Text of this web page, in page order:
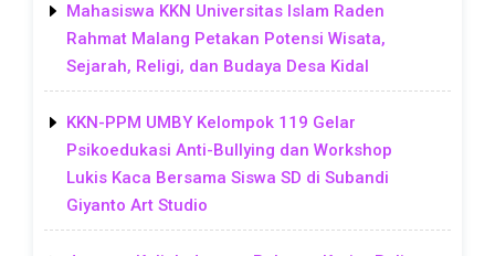
Mahasiswa KKN Universitas Islam Raden
Rahmat Malang Petakan Potensi Wisata,
Sejarah, Religi, dan Budaya Desa Kidal
KKN-PPM UMBY Kelompok 119 Gelar
Psikoedukasi Anti-Bullying dan Workshop
Lukis Kaca Bersama Siswa SD di Subandi
Giyanto Art Studio